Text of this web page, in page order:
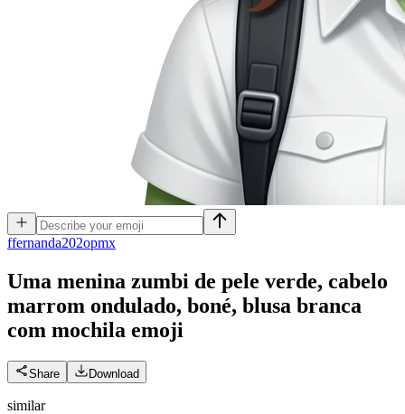
ffernanda202opmx
Uma menina zumbi de pele verde, cabelo
marrom ondulado, boné, blusa branca
com mochila emoji
Share Download
similar